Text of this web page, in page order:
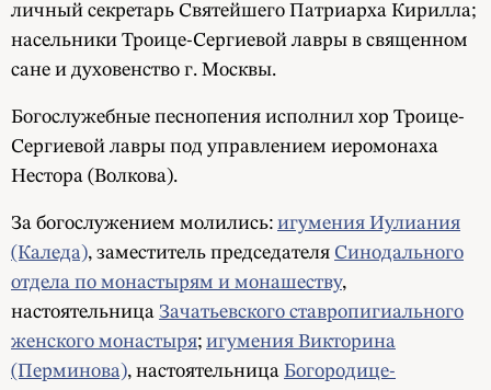
личный секретарь Святейшего Патриарха Кирилла;
насельники Троице-Сергиевой лавры в священном
сане и духовенство г. Москвы.
Богослужебные песнопения исполнил хор Троице-
Сергиевой лавры под управлением иеромонаха
Нестора (Волкова).
За богослужением молились: игумения Иулиания
(Каледа), заместитель председателя Синодального
отдела по монастырям и монашеству,
настоятельница Зачатьевского ставропигиального
женского монастыря; игумения Викторина
(Перминова), настоятельница Богородице-